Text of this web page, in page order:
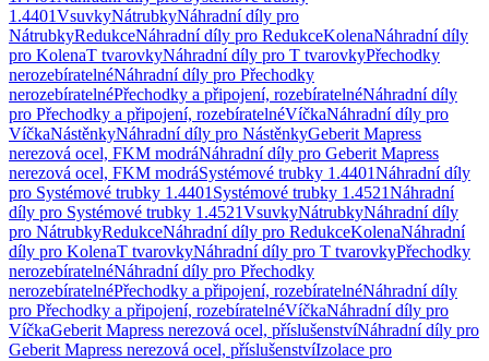
1.4401VsuvkyNátrubkyNáhradní díly pro
NátrubkyRedukceNáhradní díly pro RedukceKolenaNáhradní díly
pro KolenaT tvarovkyNáhradní díly pro T tvarovkyPřechodky
nerozebíratelnéNáhradní díly pro Přechodky
nerozebíratelnéPřechodky a připojení, rozebíratelnéNáhradní díly
pro Přechodky a připojení, rozebíratelnéVíčkaNáhradní díly pro
VíčkaNástěnkyNáhradní díly pro NástěnkyGeberit Mapress
nerezová ocel, FKM modráNáhradní díly pro Geberit Mapress
nerezová ocel, FKM modráSystémové trubky 1.4401Náhradní díly
pro Systémové trubky 1.4401 Systémové trubky 1.4521Náhradní
díly pro Systémové trubky 1.4521VsuvkyNátrubkyNáhradní díly
pro NátrubkyRedukceNáhradní díly pro RedukceKolenaNáhradní
díly pro KolenaT tvarovkyNáhradní díly pro T tvarovkyPřechodky
nerozebíratelnéNáhradní díly pro Přechodky
nerozebíratelnéPřechodky a připojení, rozebíratelnéNáhradní díly
pro Přechodky a připojení, rozebíratelnéVíčkaNáhradní díly pro
VíčkaGeberit Mapress nerezová ocel, příslušenstvíNáhradní díly pro
Geberit Mapress nerezová ocel, příslušenstvíIzolace pro